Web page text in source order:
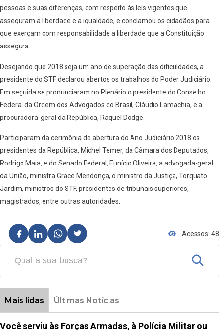
pessoas e suas diferenças, com respeito às leis vigentes que
asseguram a liberdade e a igualdade, e conclamou os cidadãos para
que exerçam com responsabilidade a liberdade que a Constituição
assegura.
Desejando que 2018 seja um ano de superação das dificuldades, a
presidente do STF declarou abertos os trabalhos do Poder Judiciário.
Em seguida se pronunciaram no Plenário o presidente do Conselho
Federal da Ordem dos Advogados do Brasil, Cláudio Lamachia, e a
procuradora-geral da República, Raquel Dodge.
Participaram da cerimônia de abertura do Ano Judiciário 2018 os
presidentes da República, Michel Temer, da Câmara dos Deputados,
Rodrigo Maia, e do Senado Federal, Eunício Oliveira, a advogada-geral
da União, ministra Grace Mendonça, o ministro da Justiça, Torquato
Jardim, ministros do STF, presidentes de tribunais superiores,
magistrados, entre outras autoridades.
Acessos: 48
Mais lidas Últimas Notícias
Você serviu às Forças Armadas, à Polícia Militar ou